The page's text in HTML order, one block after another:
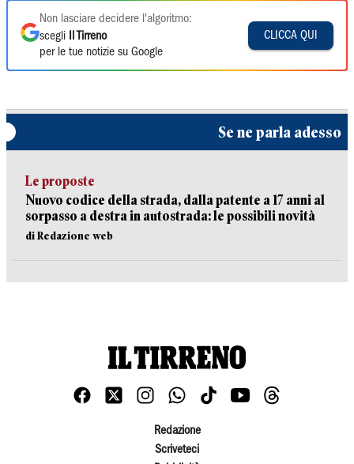
Non lasciare decidere l'algoritmo:
scegli
Il Tirreno
per le tue notizie su Google
CLICCA QUI
Se ne parla adesso
Le proposte
Nuovo codice della strada, dalla patente a 17 anni al
sorpasso a destra in autostrada: le possibili novità
di Redazione web
Redazione
Scriveteci